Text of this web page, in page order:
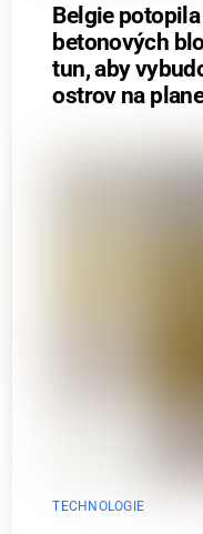
Belgie
betonových
tun, aby
ostrov na
TECHNOLOGIE